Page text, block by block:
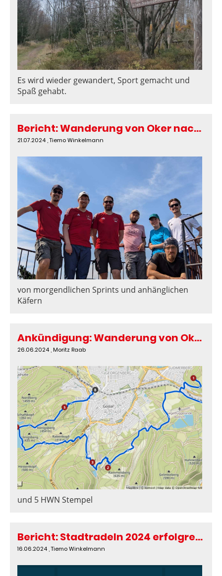
Es wird wieder gewandert, Sport gemacht und
Spaß gehabt.
Bericht: Wanderung von Oker nach Goslar
21.07.2024 , Tiemo Winkelmann
von morgendlichen Sprints und anhänglichen
Käfern
Ankündigung: Wanderung von Oker nach Goslar
26.06.2024 , Moritz Raab
und 5 HWN Stempel
Bericht: Stadtradeln 2024 erfolgreich beendet
16.06.2024 , Tiemo Winkelmann